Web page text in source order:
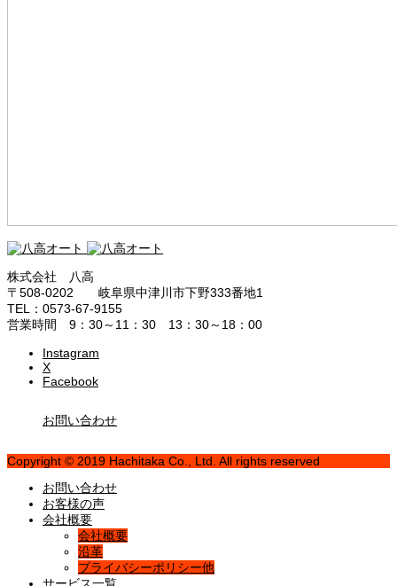
株式会社 八高
〒508-0202 岐阜県中津川市下野333番地1
TEL：0573-67-9155
営業時間 9：30～11：30 13：30～18：00
Instagram
X
Facebook
お問い合わせ
Copyright © 2019 Hachitaka Co., Ltd. All rights reserved
お問い合わせ
お客様の声
会社概要
会社概要
沿革
プライバシーポリシー他